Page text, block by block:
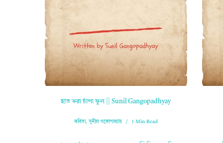
হাত ভরা চাঁপা ফুল || Sunil Gangopadhyay
কবিতা,সুনীল গঙ্গোপাধ্যায় 1 Min Read